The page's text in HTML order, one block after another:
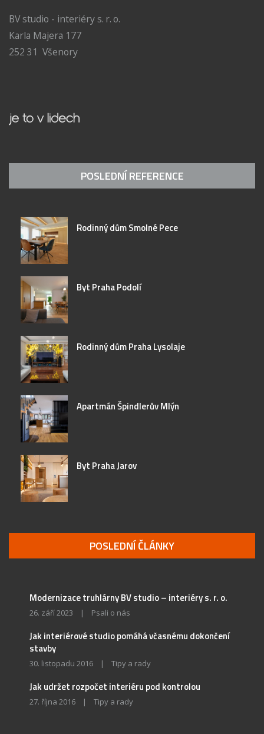
BV studio - interiéry s. r. o.
Karla Majera 177
252 31 Všenory
POSLEDNÍ REFERENCE
Rodinný dům Smolné Pece
Byt Praha Podolí
Rodinný dům Praha Lysolaje
Apartmán Špindlerův Mlýn
Byt Praha Jarov
POSLEDNÍ ČLÁNKY
Modernizace truhlárny BV studio – interiéry s. r. o.
26. září 2023 | Psali o nás
Jak interiérové studio pomáhá včasnému dokončení
stavby
30. listopadu 2016 | Tipy a rady
Jak udržet rozpočet interiéru pod kontrolou
27. října 2016 | Tipy a rady